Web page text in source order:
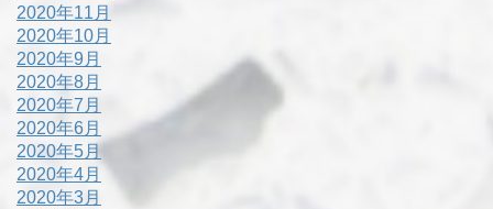
2020年11月
2020年10月
2020年9月
2020年8月
2020年7月
2020年6月
2020年5月
2020年4月
2020年3月